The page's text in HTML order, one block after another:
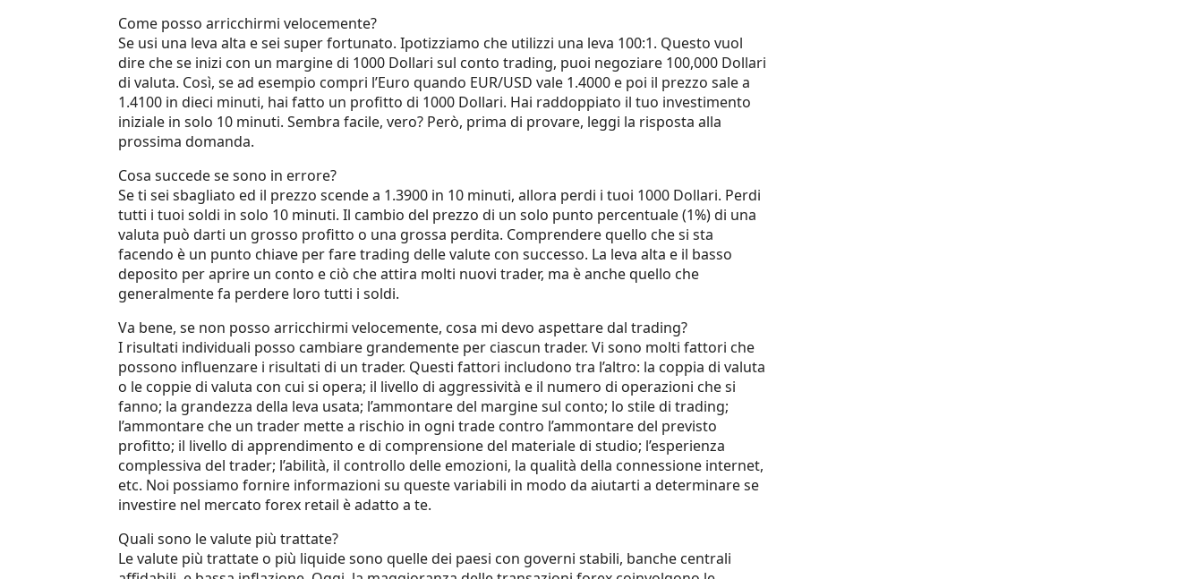
Come posso arricchirmi velocemente?
Se usi una leva alta e sei super fortunato. Ipotizziamo che utilizzi una leva 100:1. Questo vuol
dire che se inizi con un margine di 1000 Dollari sul conto trading, puoi negoziare 100,000 Dollari
di valuta. Così, se ad esempio compri l’Euro quando EUR/USD vale 1.4000 e poi il prezzo sale a
1.4100 in dieci minuti, hai fatto un profitto di 1000 Dollari. Hai raddoppiato il tuo investimento
iniziale in solo 10 minuti. Sembra facile, vero? Però, prima di provare, leggi la risposta alla
prossima domanda.
Cosa succede se sono in errore?
Se ti sei sbagliato ed il prezzo scende a 1.3900 in 10 minuti, allora perdi i tuoi 1000 Dollari. Perdi
tutti i tuoi soldi in solo 10 minuti. Il cambio del prezzo di un solo punto percentuale (1%) di una
valuta può darti un grosso profitto o una grossa perdita. Comprendere quello che si sta
facendo è un punto chiave per fare trading delle valute con successo. La leva alta e il basso
deposito per aprire un conto e ciò che attira molti nuovi trader, ma è anche quello che
generalmente fa perdere loro tutti i soldi.
Va bene, se non posso arricchirmi velocemente, cosa mi devo aspettare dal trading?
I risultati individuali posso cambiare grandemente per ciascun trader. Vi sono molti fattori che
possono influenzare i risultati di un trader. Questi fattori includono tra l’altro: la coppia di valuta
o le coppie di valuta con cui si opera; il livello di aggressività e il numero di operazioni che si
fanno; la grandezza della leva usata; l’ammontare del margine sul conto; lo stile di trading;
l’ammontare che un trader mette a rischio in ogni trade contro l’ammontare del previsto
profitto; il livello di apprendimento e di comprensione del materiale di studio; l’esperienza
complessiva del trader; l’abilità, il controllo delle emozioni, la qualità della connessione internet,
etc. Noi possiamo fornire informazioni su queste variabili in modo da aiutarti a determinare se
investire nel mercato forex retail è adatto a te.
Quali sono le valute più trattate?
Le valute più trattate o più liquide sono quelle dei paesi con governi stabili, banche centrali